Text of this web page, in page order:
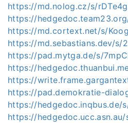
https://md.nolog.cz/s/
https://
https://md.cortext.net/s/
https://md.sebastians.dev/s/
https://pad.mytga.de/s/
https://
https://
https://pad.demokratie-
https://hedgedoc.inqbus.de/
https://hedgedoc.ucc.asn.au/